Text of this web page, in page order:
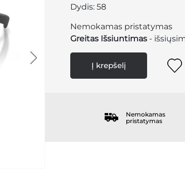
Dydis: 58
Nemokamas pristatymas
Greitas Išsiuntimas -
Į krepšelį
Nemokamas
pristatymas